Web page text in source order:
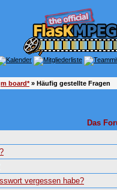
board*» Häufig gestellte Fragen
Das
vergessen habe?